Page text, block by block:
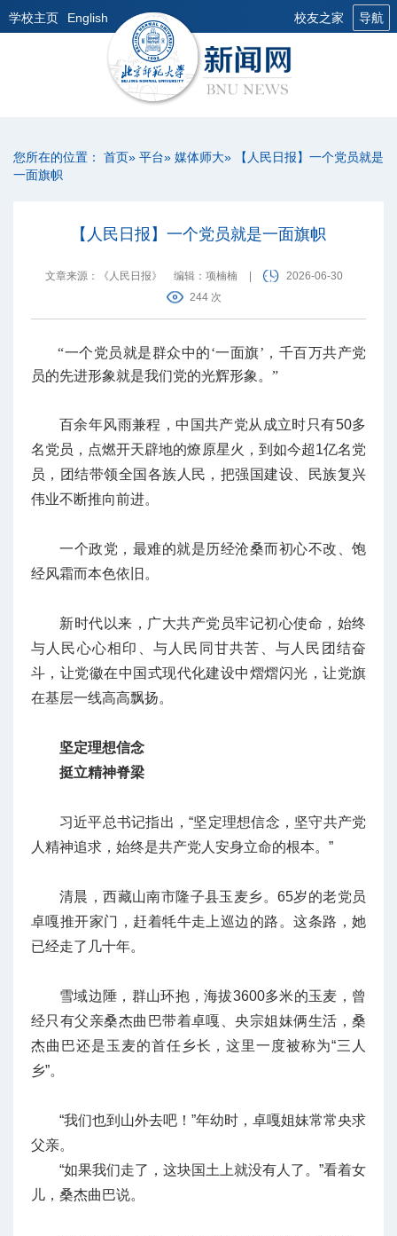
学校主页 English 校友之家 导航
您所在的位置： 首页» 平台» 媒体师大» 【人民日报】一个党员就是
一面旗帜
【人民日报】一个党员就是一面旗帜
文章来源：《人民日报》 编辑：项楠楠
2026-06-30
244 次
“一个党员就是群众中的‘一面旗’，千百万共产党
员的先进形象就是我们党的光辉形象。”
百余年风雨兼程，中国共产党从成立时只有50多
名党员，点燃开天辟地的燎原星火，到如今超1亿名党
员，团结带领全国各族人民，把强国建设、民族复兴
伟业不断推向前进。
一个政党，最难的就是历经沧桑而初心不改、饱
经风霜而本色依旧。
新时代以来，广大共产党员牢记初心使命，始终
与人民心心相印、与人民同甘共苦、与人民团结奋
斗，让党徽在中国式现代化建设中熠熠闪光，让党旗
在基层一线高高飘扬。
坚定理想信念
挺立精神脊梁
习近平总书记指出，“坚定理想信念，坚守共产党
人精神追求，始终是共产党人安身立命的根本。”
清晨，西藏山南市隆子县玉麦乡。65岁的老党员
卓嘎推开家门，赶着牦牛走上巡边的路。这条路，她
已经走了几十年。
雪域边陲，群山环抱，海拔3600多米的玉麦，曾
经只有父亲桑杰曲巴带着卓嘎、央宗姐妹俩生活，桑
杰曲巴还是玉麦的首任乡长，这里一度被称为“三人
乡”。
“我们也到山外去吧！”年幼时，卓嘎姐妹常常央求
父亲。
“如果我们走了，这块国土上就没有人了。”看着女
儿，桑杰曲巴说。